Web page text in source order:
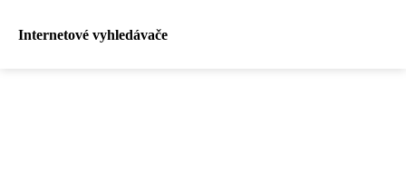
Internetové vyhledávače